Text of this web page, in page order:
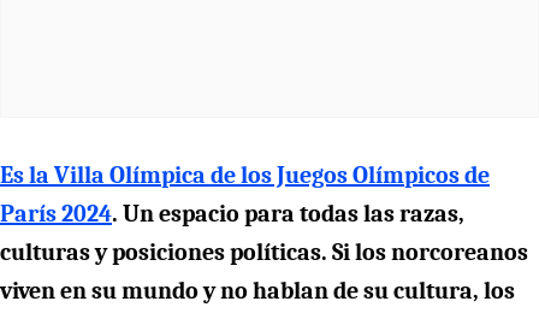
Es la Villa Olímpica de los Juegos Olímpicos de
París 2024. Un espacio para todas las razas,
culturas y posiciones políticas. Si los norcoreanos
viven en su mundo y no hablan de su cultura, los